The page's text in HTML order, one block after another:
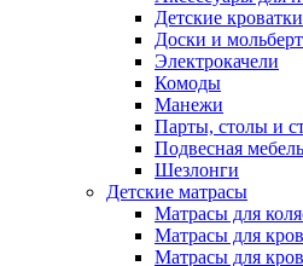
Детские кроватки
Доски и
Электрокачели
Комоды
Манежи
Парты, столы и
Подвесная мебель
Шезлонги
Детские матрасы
Матрасы для
Матрасы для
Матрасы для